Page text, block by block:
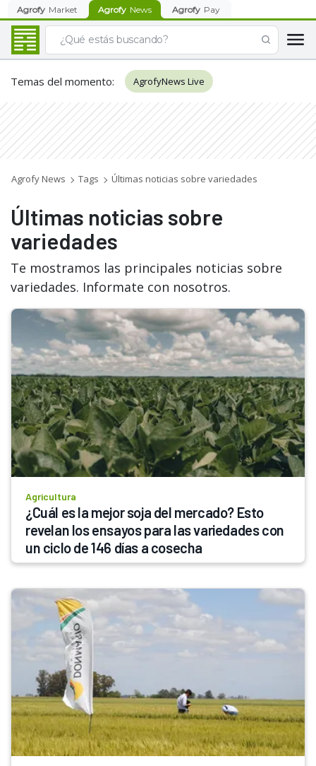
Agrofy Market Agrofy News Agrofy Pay
Temas del momento: AgrofyNews Live
Agrofy News Tags Últimas noticias sobre variedades
Últimas noticias sobre
variedades
Te mostramos las principales noticias sobre
variedades. Informate con nosotros.
Agricultura
¿Cuál es la mejor soja del mercado? Esto
revelan los ensayos para las variedades con
un ciclo de 146 días a cosecha